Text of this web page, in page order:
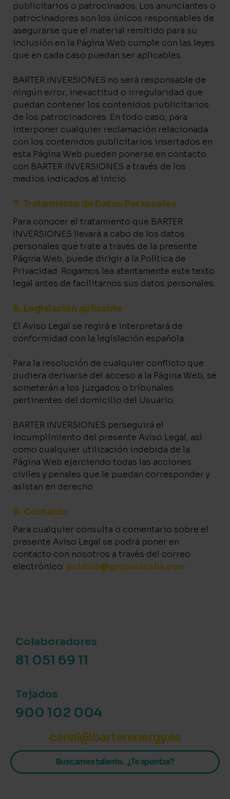
publicitarios o patrocinados. Los anunciantes o
patrocinadores son los únicos responsables de
asegurarse que el material remitido para su
inclusión en la Página Web cumple con las leyes
que en cada caso puedan ser aplicables.
BARTER INVERSIONES no será responsable de
ningún error, inexactitud o irregularidad que
puedan contener los contenidos publicitarios
de los patrocinadores. En todo caso, para
interponer cualquier reclamación relacionada
con los contenidos publicitarios insertados en
esta Página Web pueden ponerse en contacto
con BARTER INVERSIONES a través de los
medios indicados al inicio.
7. Tratamiento de Datos Personales
Para conocer el tratamiento que BARTER
INVERSIONES llevará a cabo de los datos
personales que trate a través de la presente
Página Web, puede dirigir a la Política de
Privacidad. Rogamos lea atentamente este texto
legal antes de facilitarnos sus datos personales.
8. Legislación aplicable
El Aviso Legal se regirá e interpretará de
conformidad con la legislación española.
Para la resolución de cualquier conflicto que
pudiera derivarse del acceso a la Página Web, se
someterán a los juzgados o tribunales
pertinentes del domicilio del Usuario.
BARTER INVERSIONES perseguirá el
incumplimiento del presente Aviso Legal, así
como cualquier utilización indebida de la
Página Web ejerciendo todas las acciones
civiles y penales que le puedan corresponder y
asistan en derecho
9. Contacto
Para cualquier consulta o comentario sobre el
presente Aviso Legal se podrá poner en
contacto con nosotros a través del correo
electrónico: juridico@grupovisalia.com
Colaboradores
81 051 69 11
Tejados
900 102 004
canal@barterenergy.es
Buscamos talento. ¿Te apuntas?